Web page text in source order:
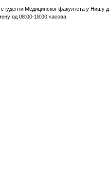
Медицинског факултета у Нишу
од 08:00-18:00 часова.